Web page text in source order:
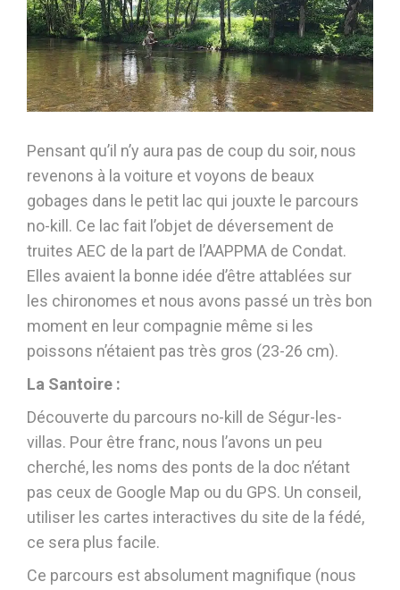
Pensant qu’il n’y aura pas de coup du soir, nous
revenons à la voiture et voyons de beaux
gobages dans le petit lac qui jouxte le parcours
no-kill. Ce lac fait l’objet de déversement de
truites AEC de la part de l’AAPPMA de Condat.
Elles avaient la bonne idée d’être attablées sur
les chironomes et nous avons passé un très bon
moment en leur compagnie même si les
poissons n’étaient pas très gros (23-26 cm).
La Santoire :
Découverte du parcours no-kill de Ségur-les-
villas. Pour être franc, nous l’avons un peu
cherché, les noms des ponts de la doc n’étant
pas ceux de Google Map ou du GPS. Un conseil,
utiliser les cartes interactives du site de la fédé,
ce sera plus facile.
Ce parcours est absolument magnifique (nous